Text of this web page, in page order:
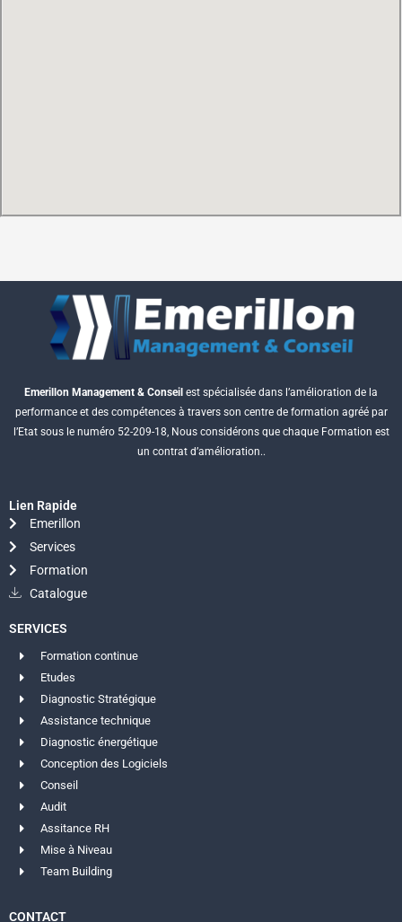
Emerillon Management & Conseil est spécialisée dans l’amélioration de la
performance et des compétences à travers son centre de formation agréé par
l’Etat sous le numéro 52-209-18, Nous considérons que chaque Formation est
un contrat d’amélioration..
Lien Rapide
Emerillon
Services
Formation
Catalogue
SERVICES
Formation continue
Etudes
Diagnostic Stratégique
Assistance technique
Diagnostic énergétique
Conception des Logiciels
Conseil
Audit
Assitance RH
Mise à Niveau
Team Building
CONTACT